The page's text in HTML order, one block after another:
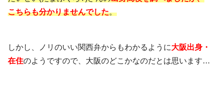
こちらも分かりませんでした。
しかし、ノリのいい関西弁からもわかるように大阪出身・
在住のようですので、大阪のどこかなのだとは思います…